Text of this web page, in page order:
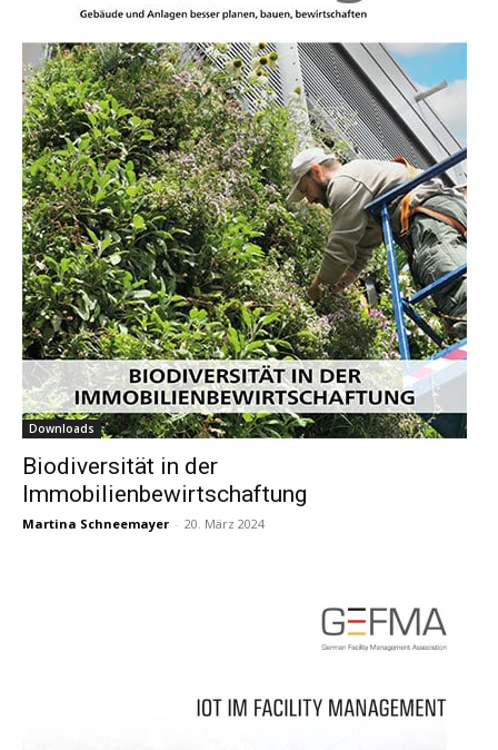
Downloads
Biodiversität in der
Immobilienbewirtschaftung
Martina Schneemayer - 20. März 2024